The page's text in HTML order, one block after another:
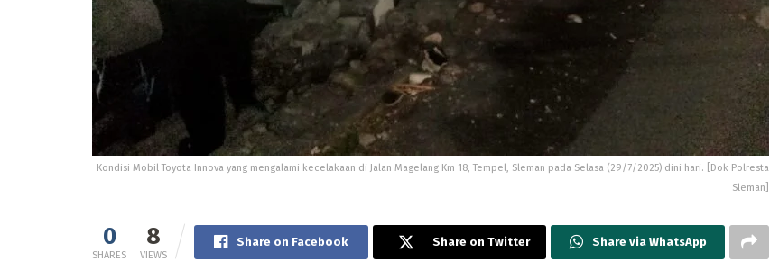
Kondisi Mobil Toyota Innova yang mengalami kecelakaan di Jalan Magelang Km 18, Tempel, Sleman pada Selasa (29/7/2025) dini hari. [Dok Polresta
Sleman]
0
SHARES
8
VIEWS
Share on Facebook Share on Twitter Share via WhatsApp